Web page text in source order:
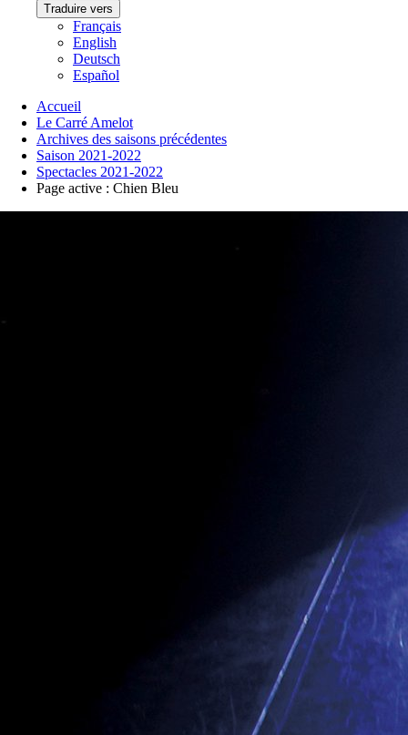
Traduire vers
Français
English
Deutsch
Español
Accueil
Le Carré Amelot
Archives des saisons précédentes
Saison 2021-2022
Spectacles 2021-2022
Page active : Chien Bleu